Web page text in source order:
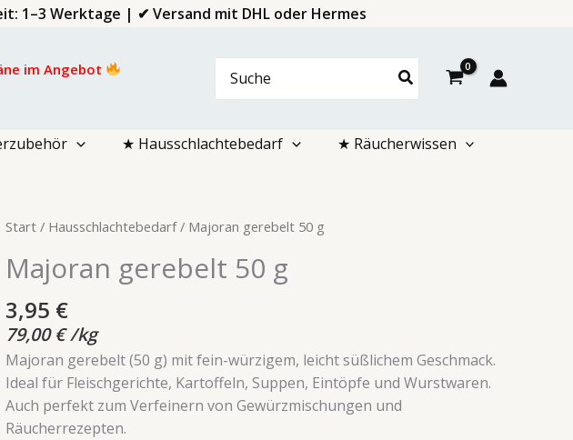
1–3 Werktage | ✔ Versand mit DHL oder Hermes
im Angebot
for:
★ Hausschlachtebedarf ★ Räucherwissen
Start / Hausschlachtebedarf/ Majoran gerebelt 50 g
Majoran gerebelt 50 g
3,95 €
79,00€ /kg
Majoran gerebelt (50 g) mit fein-würzigem, leicht süßlichem Geschmack.
Ideal für Fleischgerichte, Kartoffeln, Suppen, Eintöpfe und Wurstwaren.
Auch perfekt zum Verfeinern von Gewürzmischungen und
Räucherrezepten.
Majoran
50
Menge